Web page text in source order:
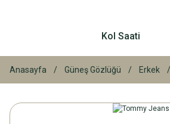
Kol Saati
Anasayfa Güneş Gözlüğü Erkek